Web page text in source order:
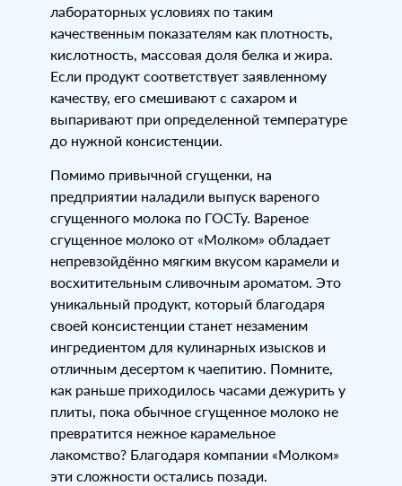
лабораторных условиях по таким
качественным показателям как плотность,
кислотность, массовая доля белка и жира.
Если продукт соответствует заявленному
качеству, его смешивают с сахаром и
выпаривают при определенной температуре
до нужной консистенции.
Помимо привычной сгущенки, на
предприятии наладили выпуск вареного
сгущенного молока по ГОСТу. Вареное
сгущенное молоко от «Молком» обладает
непревзойдённо мягким вкусом карамели и
восхитительным сливочным ароматом. Это
уникальный продукт, который благодаря
своей консистенции станет незаменим
ингредиентом для кулинарных изысков и
отличным десертом к чаепитию. Помните,
как раньше приходилось часами дежурить у
плиты, пока обычное сгущенное молоко не
превратится нежное карамельное
лакомство? Благодаря компании «Молком»
эти сложности остались позади.